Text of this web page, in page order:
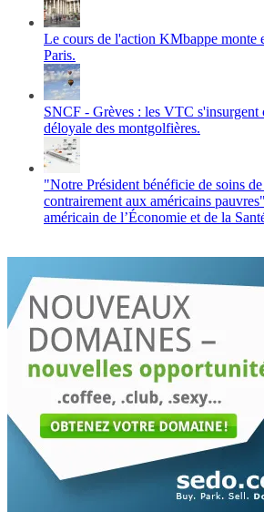
Le cours de l'action KMbappe monte
Paris.
SNCF - Grèves : les VTC s'insurgent
déloyale des montgolfières.
"Notre Président bénéficie de soins
contrairement aux américains
américain de l’Économie et de la